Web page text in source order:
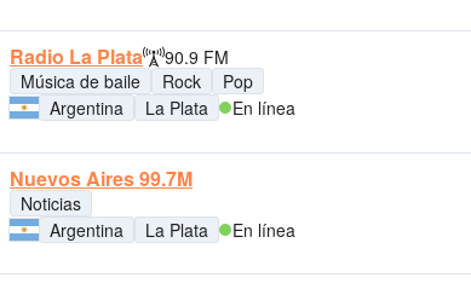
Radio La Plata
90.9 FM
Música de baile
Rock
Pop
Argentina
La Plata En línea
Nuevos Aires 99.7M
Noticias
Argentina
La Plata En línea